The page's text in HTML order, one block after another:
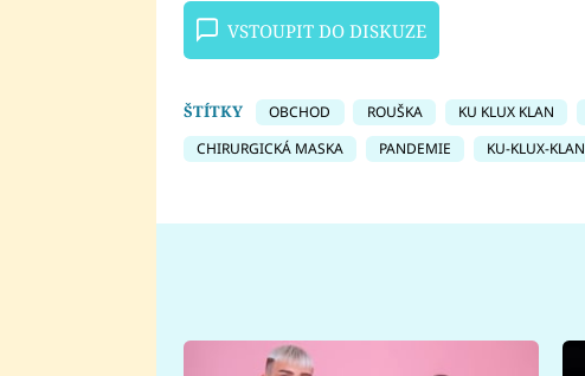
VSTOUPIT DO DISKUZE
ŠTÍTKY OBCHOD ROUŠKA KU KLUX KLAN
CHIRURGICKÁ MASKA
PANDEMIE KU-KLUX-KLAN